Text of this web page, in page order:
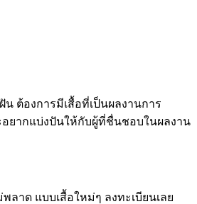
ต้องการมีเสื้อที่เป็นผลงานการ
อยากแบ่งปันให้กับผู้ที่ชื่นชอบในผลงาน
ลาด แบบเสื้อใหม่ๆ ลงทะเบียนเลย